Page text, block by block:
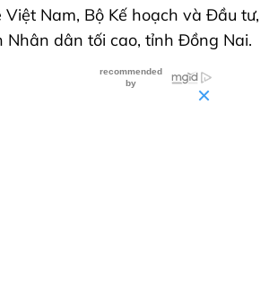
Nam, Bộ Kế hoạch và Đầu tư,
Nhân dân tối cao, tỉnh Đồng Nai.